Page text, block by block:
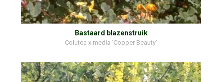
Bastaard blazenstruik
Colutea x media 'Copper Beauty'